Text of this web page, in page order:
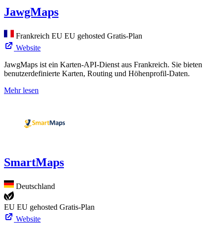
JawgMaps
Frankreich EU EU gehosted Gratis-Plan
Website
JawgMaps ist ein Karten-API-Dienst aus Frankreich. Sie bieten
benutzerdefinierte Karten, Routing und Höhenprofil-Daten.
Mehr lesen
SmartMaps
Deutschland
EU EU gehosted Gratis-Plan
Website